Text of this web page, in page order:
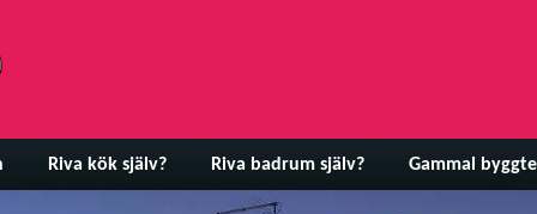
Riva kök själv? Riva badrum själv? Gammal